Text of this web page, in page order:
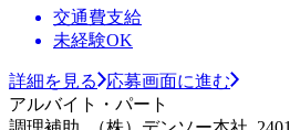
交通費支給
未経験OK
詳細を見る
応募画面に進む
アルバイト・パート